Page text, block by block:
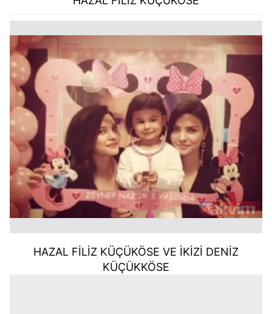
HAZAL FİLİZ KÜÇÜKÖSE VE İKİZİ DENİZ
KÜÇÜKKÖSE